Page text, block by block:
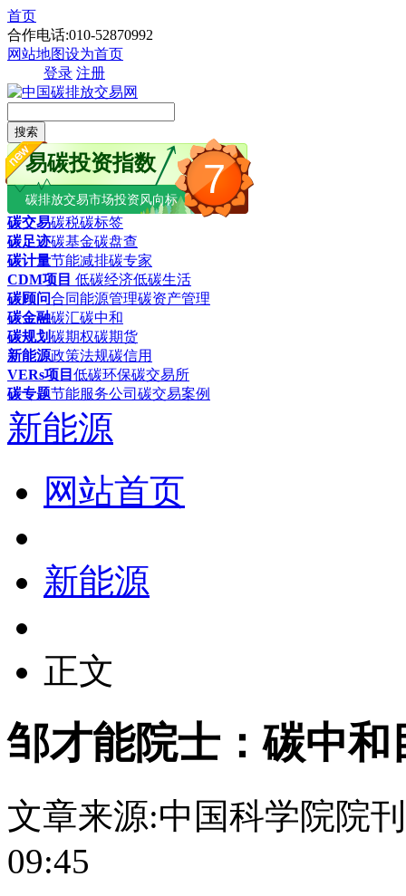
首页
合作电话:010-52870992
网站地图设为首页
登录 注册
搜索
7
易碳投资指数
碳排放交易市场投资风向标
碳交易碳税碳标签
碳足迹碳基金碳盘查
碳计量节能减排碳专家
CDM项目 低碳经济低碳生活
碳顾问合同能源管理碳资产管理
碳金融碳汇碳中和
碳规划碳期权碳期货
新能源政策法规碳信用
VERs项目 低碳环保碳交易所
碳专题节能服务公司 碳交易案例
新能源
网站首页
新能源
正文
邹才能院士：碳中
文章来源:中国科学院院刊
09:45